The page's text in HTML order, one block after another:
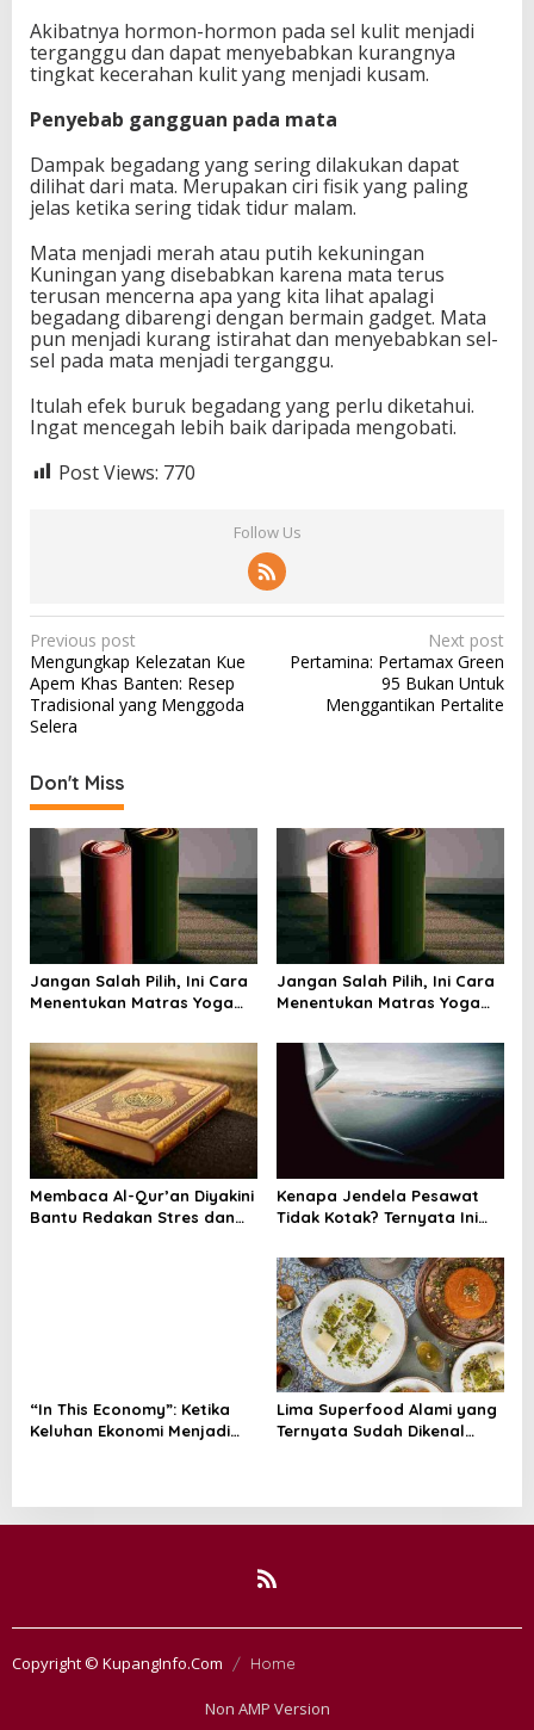
Akibatnya hormon-hormon pada sel kulit menjadi
terganggu dan dapat menyebabkan kurangnya
tingkat kecerahan kulit yang menjadi kusam.
Penyebab gangguan pada mata
Dampak begadang yang sering dilakukan dapat
dilihat dari mata. Merupakan ciri fisik yang paling
jelas ketika sering tidak tidur malam.
Mata menjadi merah atau putih kekuningan
Kuningan yang disebabkan karena mata terus
terusan mencerna apa yang kita lihat apalagi
begadang dibarengi dengan bermain gadget. Mata
pun menjadi kurang istirahat dan menyebabkan sel-
sel pada mata menjadi terganggu.
Itulah efek buruk begadang yang perlu diketahui.
Ingat mencegah lebih baik daripada mengobati.
Post Views: 770
Follow Us
P
o
s
t
n
a
v
i
g
t
i
o
n
Previous post
Mengungkap Kelezatan Kue
Apem Khas Banten: Resep
Tradisional yang Menggoda
Selera
Next post
Pertamina: Pertamax Green
95 Bukan Untuk
Menggantikan Pertalite
Don't Miss
Jangan Salah Pilih, Ini Cara
Menentukan Matras Yoga
Jangan Salah Pilih, Ini Cara
Menentukan Matras Yoga
Membaca Al-Qur’an Diyakini
Bantu Redakan Stres dan
Kenapa Jendela Pesawat
Tidak Kotak? Ternyata Ini
“In This Economy”: Ketika
Keluhan Ekonomi Menjadi
Lima Superfood Alami yang
Ternyata Sudah Dikenal
Copyright © KupangInfo.Com Home
Non AMP Version